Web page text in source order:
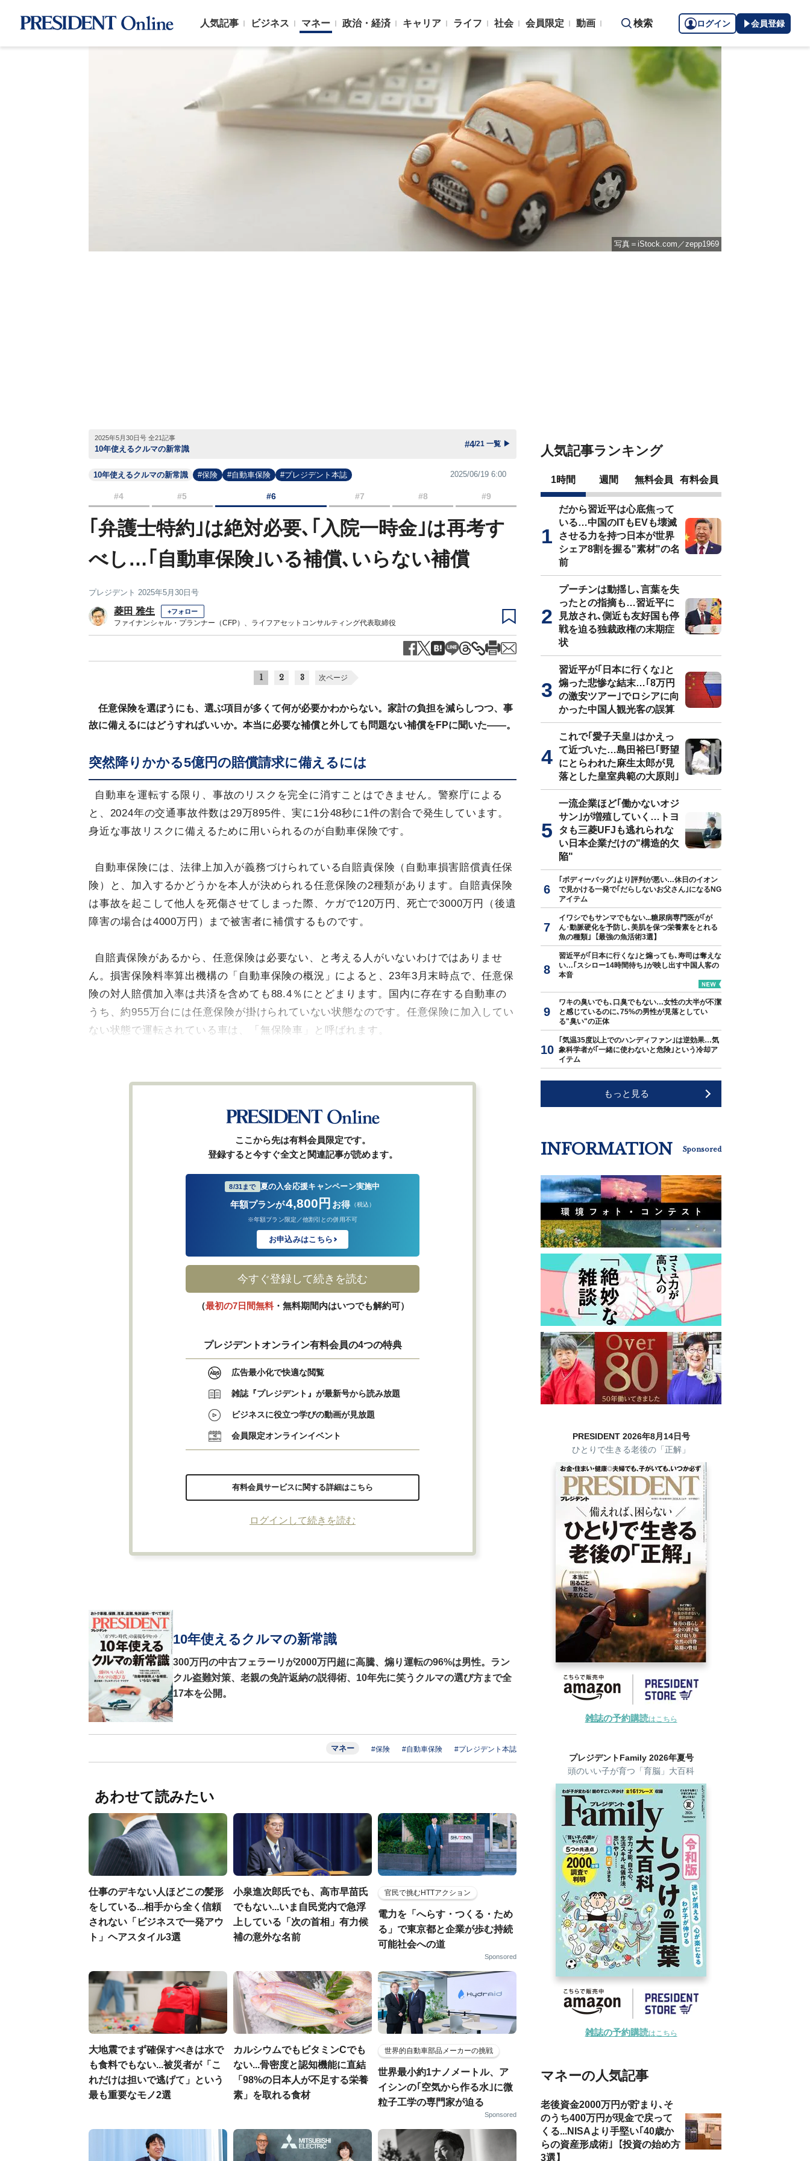
人気記事 ビジネス マネー 政治・経済 キャリア ライフ 社会 会員限定 動画 検索 ログイン 会員登録
写真＝iStock.com／zepp1969
2025年5月30日号 全21記事
10年使えるクルマの新常識 #4/21 一覧 ▶
10年使えるクルマの新常識 #保険 #自動車保険 #プレジデント本誌 2025/06/19 6:00
#4 #5 #6 #7 #8 #9
｢弁護士特約｣は絶対必要､｢入院一時金｣は再考す
べし…｢自動車保険｣いる補償､いらない補償
プレジデント 2025年5月30日号
菱田 雅生 +フォロー
ファイナンシャル・プランナー（CFP）、ライフアセットコンサルティング代表取締役
1 2 3 次ページ
任意保険を選ぼうにも、選ぶ項目が多くて何が必要かわからない。家計の負担を減らしつつ、事
故に備えるにはどうすればいいか。本当に必要な補償と外しても問題ない補償をFPに聞いた――。
突然降りかかる5億円の賠償請求に備えるには
自動車を運転する限り、事故のリスクを完全に消すことはできません。警察庁による
と、2024年の交通事故件数は29万895件、実に1分48秒に1件の割合で発生しています。
身近な事故リスクに備えるために用いられるのが自動車保険です。
自動車保険には、法律上加入が義務づけられている自賠責保険（自動車損害賠償責任保
険）と、加入するかどうかを本人が決められる任意保険の2種類があります。自賠責保険
は事故を起こして他人を死傷させてしまった際、ケガで120万円、死亡で3000万円（後遺
障害の場合は4000万円）まで被害者に補償するものです。
自賠責保険があるから、任意保険は必要ない、と考える人がいないわけではありませ
ん。損害保険料率算出機構の「自動車保険の概況」によると、23年3月末時点で、任意保
険の対人賠償加入率は共済を含めても88.4％にとどまります。国内に存在する自動車の
うち、約955万台には任意保険が掛けられていない状態なのです。任意保険に加入してい
ない状態で運転されている車は、「無保険車」と呼ばれます。
ここから先は有料会員限定です。
登録すると今すぐ全文と関連記事が読めます。
8/31まで 夏の入会応援キャンペーン実施中
年額プランが4,800円 お得 （税込）
※年額プラン限定／他割引との併用不可
お申込みはこちら
今すぐ登録して続きを読む
（最初の7日間無料・無料期間内はいつでも解約可）
プレジデントオンライン有料会員の4つの特典
広告最小化で快適な閲覧
雑誌『プレジデント』が最新号から読み放題
ビジネスに役立つ学びの動画が見放題
会員限定オンラインイベント
有料会員サービスに関する詳細はこちら
ログインして続きを読む
10年使えるクルマの新常識
300万円の中古フェラーリが2000万円超に高騰、煽り運転の96%は男性。ラン
クル盗難対策、老親の免許返納の説得術、10年先に笑うクルマの選び方まで全
17本を公開。
マネー #保険 #自動車保険 #プレジデント本誌
あわせて読みたい
仕事のデキない人ほどこの髪形
をしている...相手から全く信頼
されない「ビジネスで一発アウ
ト」ヘアスタイル3選
小泉進次郎氏でも、高市早苗氏
でもない...いま自民党内で急浮
上している「次の首相」有力候
補の意外な名前
官民で挑むHTTアクション
電力を「へらす・つくる・ため
る」で東京都と企業が歩む持続
可能社会への道
Sponsored
大地震でまず確保すべきは水で
も食料でもない...被災者が「こ
れだけは担いで逃げて」という
最も重要なモノ2選
カルシウムでもビタミンCでも
ない...骨密度と認知機能に直結
「98%の日本人が不足する栄養
素」を取れる食材
世界的自動車部品メーカーの挑戦
世界最小約1ナノメートル、ア
イシンの｢空気から作る水｣に微
粒子工学の専門家が迫る
Sponsored
人気記事ランキング
1時間 週間 無料会員 有料会員
だから習近平は心底焦って
いる…中国のITもEVも壊滅
させる力を持つ日本が世界
シェア8割を握る"素材"の名
前
プーチンは動揺し､言葉を失
ったとの指摘も…習近平に
見放され､側近も友好国も停
戦を迫る独裁政権の末期症
状
習近平が｢日本に行くな｣と
煽った悲惨な結末…｢8万円
の激安ツアー｣でロシアに向
かった中国人観光客の誤算
これで｢愛子天皇｣はかえっ
て近づいた…島田裕巳｢野望
にとらわれた麻生太郎が見
落とした皇室典範の大原則｣
一流企業ほど｢働かないオジ
サン｣が増殖していく…トヨ
タも三菱UFJも逃れられな
い日本企業だけの"構造的欠
陥"
｢ボディーバッグ｣より評判が悪い…休日のイオン
で見かける一発で｢だらしないお父さん｣になるNG
アイテム
イワシでもサンマでもない...糖尿病専門医が｢が
ん･動脈硬化を予防し､美肌を保つ栄養素をとれる
魚の種類｣【最強の魚活術3選】
習近平が｢日本に行くな｣と煽っても､寿司は奪えな
い…｢スシロー14時間待ち｣が映し出す中国人客の
本音
ワキの臭いでも､口臭でもない…女性の大半が不潔
と感じているのに､75%の男性が見落としてい
る"臭い"の正体
｢気温35度以上でのハンディファン｣は逆効果…気
象科学者が｢一緒に使わないと危険｣という冷却ア
イテム
もっと見る
INFORMATION Sponsored
PRESIDENT 2026年8月14日号
ひとりで生きる老後の「正解」
雑誌の予約購読はこちら
プレジデントFamily 2026年夏号
頭のいい子が育つ「育脳」大百科
雑誌の予約購読はこちら
マネーの人気記事
老後資金2000万円が貯まり､そ
のうち400万円が現金で戻って
くる...NISAより手堅い｢40歳か
らの資産形成術｣【投資の始め方
3選】